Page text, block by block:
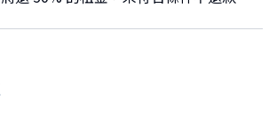
駛執照。
事項：若您來自台灣、瑞士、德國、法
證的日文翻譯本。